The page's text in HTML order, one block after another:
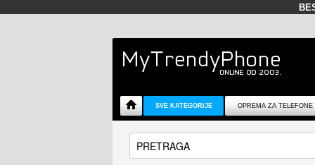
SVE KATEGORIJE OPREMA ZA TELEFONE